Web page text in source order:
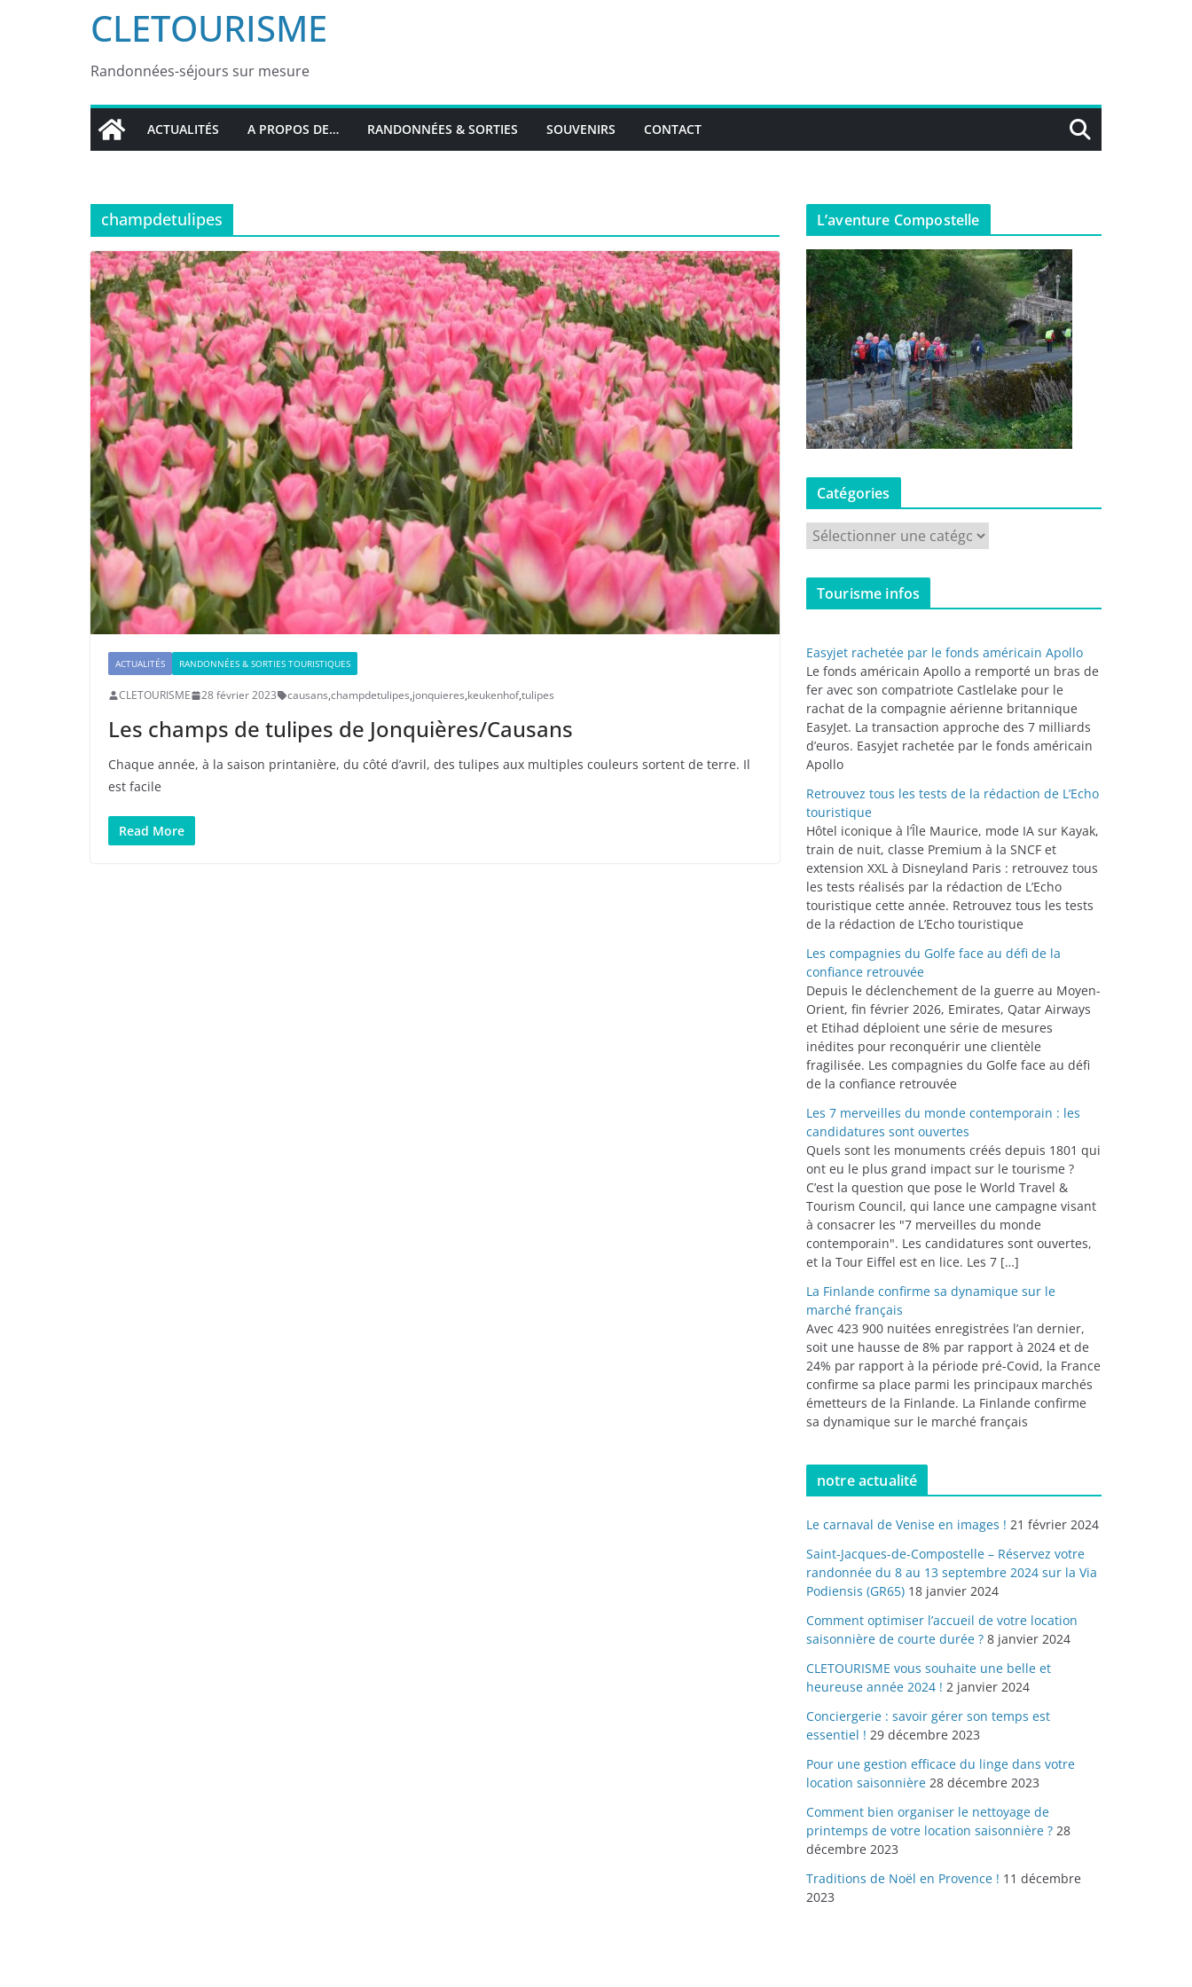
CLETOURISME
Randonnées-séjours sur mesure
ACTUALITÉS A PROPOS DE… RANDONNÉES & SORTIES SOUVENIRS CONTACT
champdetulipes
ACTUALITÉS RANDONNÉES & SORTIES TOURISTIQUES
CLETOURISME 28 février 2023 causans,champdetulipes,jonquieres,keukenhof,tulipes
Les champs de tulipes de Jonquières/Causans
Chaque année, à la saison printanière, du côté d’avril, des tulipes aux multiples couleurs sortent de terre. Il
est facile
Read More
L’aventure Compostelle
Catégories
a
t
r
i
e
s
Tourisme infos
Easyjet rachetée par le fonds américain Apollo
Le fonds américain Apollo a remporté un bras de
fer avec son compatriote Castlelake pour le
rachat de la compagnie aérienne britannique
EasyJet. La transaction approche des 7 milliards
d’euros. Easyjet rachetée par le fonds américain
Apollo
Retrouvez tous les tests de la rédaction de L’Echo
touristique
Hôtel iconique à l’Île Maurice, mode IA sur Kayak,
train de nuit, classe Premium à la SNCF et
extension XXL à Disneyland Paris : retrouvez tous
les tests réalisés par la rédaction de L’Echo
touristique cette année. Retrouvez tous les tests
de la rédaction de L’Echo touristique
Les compagnies du Golfe face au défi de la
confiance retrouvée
Depuis le déclenchement de la guerre au Moyen-
Orient, fin février 2026, Emirates, Qatar Airways
et Etihad déploient une série de mesures
inédites pour reconquérir une clientèle
fragilisée. Les compagnies du Golfe face au défi
de la confiance retrouvée
Les 7 merveilles du monde contemporain : les
candidatures sont ouvertes
Quels sont les monuments créés depuis 1801 qui
ont eu le plus grand impact sur le tourisme ?
C’est la question que pose le World Travel &
Tourism Council, qui lance une campagne visant
à consacrer les "7 merveilles du monde
contemporain". Les candidatures sont ouvertes,
et la Tour Eiffel est en lice. Les 7 […]
La Finlande confirme sa dynamique sur le
marché français
Avec 423 900 nuitées enregistrées l’an dernier,
soit une hausse de 8% par rapport à 2024 et de
24% par rapport à la période pré-Covid, la France
confirme sa place parmi les principaux marchés
émetteurs de la Finlande. La Finlande confirme
sa dynamique sur le marché français
notre actualité
Le carnaval de Venise en images ! 21 février 2024
Saint-Jacques-de-Compostelle – Réservez votre
randonnée du 8 au 13 septembre 2024 sur la Via
Podiensis (GR65) 18 janvier 2024
Comment optimiser l’accueil de votre location
saisonnière de courte durée ? 8 janvier 2024
CLETOURISME vous souhaite une belle et
heureuse année 2024 ! 2 janvier 2024
Conciergerie : savoir gérer son temps est
essentiel ! 29 décembre 2023
Pour une gestion efficace du linge dans votre
location saisonnière 28 décembre 2023
Comment bien organiser le nettoyage de
printemps de votre location saisonnière ? 28
décembre 2023
Traditions de Noël en Provence ! 11 décembre
2023